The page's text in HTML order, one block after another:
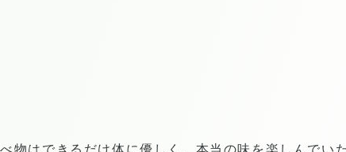
物はできるだけ体に優しく、本当の味を楽しんでい